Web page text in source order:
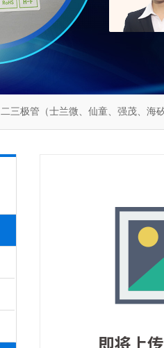
二三极管（士兰微、仙童、强茂、海